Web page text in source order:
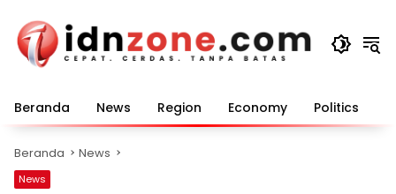
konten
Beranda News Region Economy Politics
Beranda News
News